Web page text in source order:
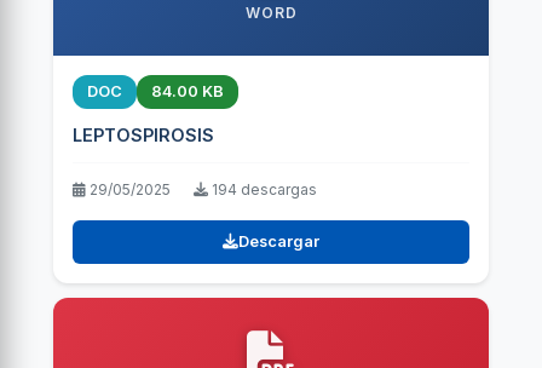
WORD
DOC 84.00 KB
LEPTOSPIROSIS
29/05/2025 194 descargas
Descargar